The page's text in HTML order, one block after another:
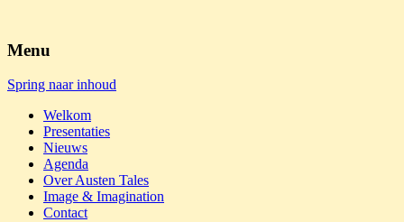
Austen Tales
Menu
Spring naar inhoud
Welkom
Presentaties
Nieuws
Agenda
Over Austen Tales
Image & Imagination
Contact